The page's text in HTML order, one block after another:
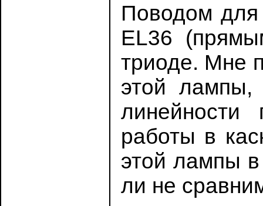
Поводом
EL36
триоде. Мне
этой лампы,
линейности
работы в
этой лампы
ли не